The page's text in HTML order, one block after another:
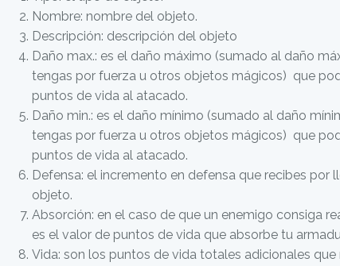
Nombre: nombre del objeto.
Descripción: descripción del objeto
Daño max.: es el daño máximo (sumado al daño
tengas por fuerza u otros objetos mágicos) que
puntos de vida al atacado.
Daño min.: es el daño mínimo (sumado al daño
tengas por fuerza u otros objetos mágicos) que
puntos de vida al atacado.
Defensa: el incremento en defensa que recibes por
objeto.
Absorción: en el caso de que un enemigo consiga
es el valor de puntos de vida que absorbe tu
Vida: son los puntos de vida totales adicionales que